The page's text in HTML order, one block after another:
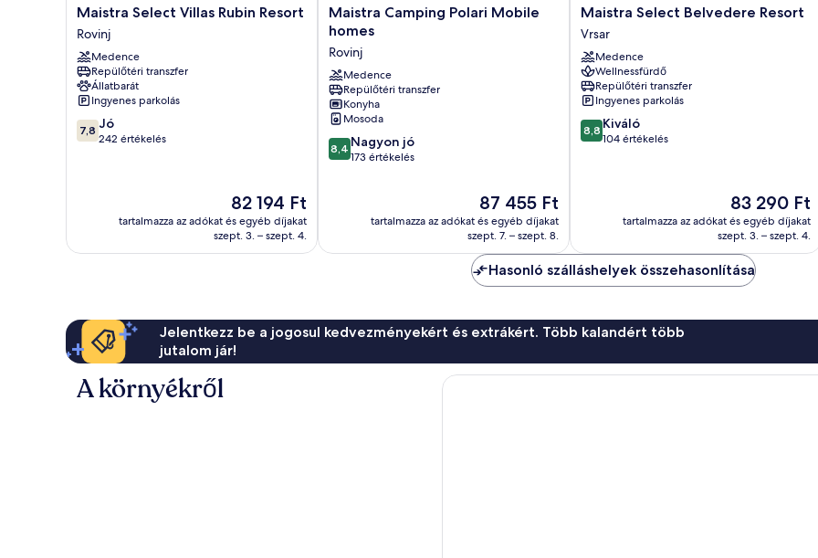
Maistra
Select
Villas
Rubin
Resort
Rovinj
Maistra Select Villas Rubin Resort
Rovinj
Medence
Repülőtéri transzfer
Állatbarát
Ingyenes parkolás
7.8
ennyiből:
7,8 Jó
242 értékelés
Az
82 194 Ft
82 194 Ft
tartalmazza az adókat és egyéb díjakat
szept. 3. – szept. 4.
Maistra
Camping
Mobile
homes
Rovinj
Maistra Camping Polari Mobile
homes
Rovinj
Medence
Repülőtéri transzfer
Konyha
Mosoda
8.4
ennyiből:
8,4 Nagyon jó
173 értékelés
Az
ár
87 455 Ft
87 455 Ft
tartalmazza az adókat és egyéb díjakat
szept. 7. – szept. 8.
Maistra
Select
Belvedere
Resort
Vrsar
Maistra Select Belvedere Resort
Vrsar
Medence
Wellnessfürdő
Repülőtéri transzfer
Ingyenes parkolás
8.8
ennyiből:
8,8 Kiváló
104 értékelés
Az
ár
83 290 Ft
83 290 Ft
tartalmazza az adókat és egyéb díjakat
szept. 3. – szept. 4.
Hasonló szálláshelyek összehasonlítása
Jelentkezz be a jogosul kedvezményekért és extrákért. Több kalandért több
jutalom jár!
A környékről